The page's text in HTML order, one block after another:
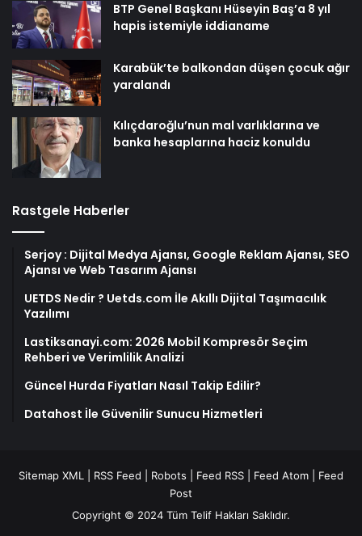
BTP Genel Başkanı Hüseyin Baş’a 8 yıl
hapis istemiyle iddianame
Karabük’te balkondan düşen çocuk ağır
yaralandı
Kılıçdaroğlu’nun mal varlıklarına ve
banka hesaplarına haciz konuldu
Rastgele Haberler
Serjoy : Dijital Medya Ajansı, Google Reklam Ajansı, SEO
Ajansı ve Web Tasarım Ajansı
UETDS Nedir ? Uetds.com İle Akıllı Dijital Taşımacılık
Yazılımı
Lastiksanayi.com: 2026 Mobil Kompresör Seçim
Rehberi ve Verimlilik Analizi
Güncel Hurda Fiyatları Nasıl Takip Edilir?
Datahost İle Güvenilir Sunucu Hizmetleri
Sitemap XML RSS Feed Robots Feed RSS Feed Atom
Feed
Post
Copyright © 2024 Tüm Telif Hakları Saklıdır.